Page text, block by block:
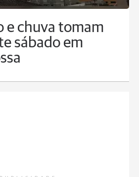
e chuva tomam
sábado em